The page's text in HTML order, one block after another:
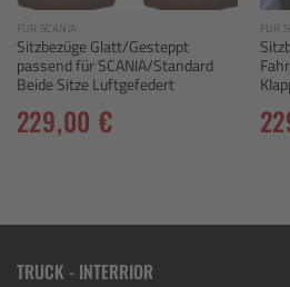
FÜR SCANIA
Sitzbezüge Glatt/Gesteppt
passend für SCANIA/Standard
Beide Sitze Luftgefedert
229,00 €
FÜR
TRUCK - INTERRIOR